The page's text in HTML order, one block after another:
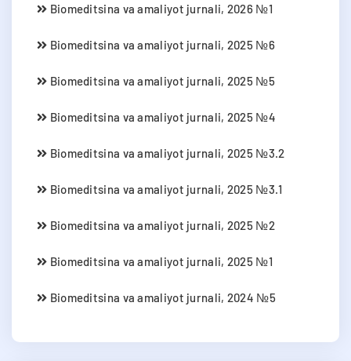
Biomeditsina va amaliyot jurnali, 2026 №1
Biomeditsina va amaliyot jurnali, 2025 №6
Biomeditsina va amaliyot jurnali, 2025 №5
Biomeditsina va amaliyot jurnali, 2025 №4
Biomeditsina va amaliyot jurnali, 2025 №3.2
Biomeditsina va amaliyot jurnali, 2025 №3.1
Biomeditsina va amaliyot jurnali, 2025 №2
Biomeditsina va amaliyot jurnali, 2025 №1
Biomeditsina va amaliyot jurnali, 2024 №5